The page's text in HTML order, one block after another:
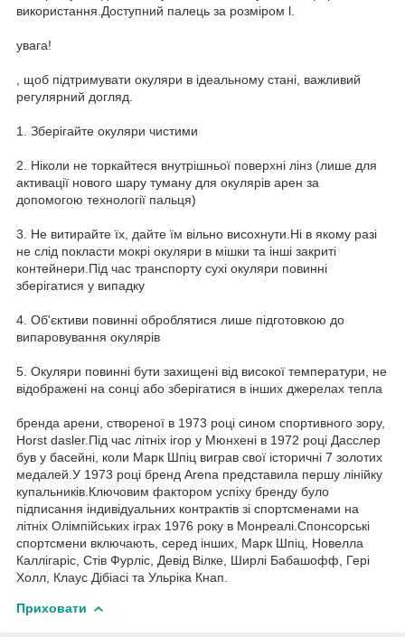
використання.Доступний палець за розміром l.
увага!
, щоб підтримувати окуляри в ідеальному стані, важливий
регулярний догляд.
1. Зберігайте окуляри чистими
2. Ніколи не торкайтеся внутрішньої поверхні лінз (лише для
активації нового шару туману для окулярів арен за
допомогою технології пальця)
3. Не витирайте їх, дайте їм вільно висохнути.Ні в якому разі
не слід покласти мокрі окуляри в мішки та інші закриті
контейнери.Під час транспорту сухі окуляри повинні
зберігатися у випадку
4. Об'єктиви повинні оброблятися лише підготовкою до
випаровування окулярів
5. Окуляри повинні бути захищені від високої температури, не
відображені на сонці або зберігатися в інших джерелах тепла
бренда арени, створеної в 1973 році сином спортивного зору,
Horst dasler.Під час літніх ігор у Мюнхені в 1972 році Дасслер
був у басейні, коли Марк Шпіц виграв свої історичні 7 золотих
медалей.У 1973 році бренд Arena представила першу лінійку
купальників.Ключовим фактором успіху бренду було
підписання індивідуальних контрактів зі спортсменами на
літніх Олімпійських іграх 1976 року в Монреалі.Спонсорські
спортсмени включають, серед інших, Марк Шпіц, Новелла
Каллігаріс, Стів Фурліс, Девід Вілке, Ширлі Бабашофф, Гері
Холл, Клаус Дібіасі та Ульріка Кнап.
Приховати